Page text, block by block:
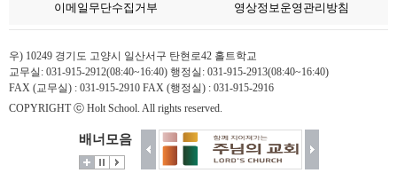
이메일무단수집거부
영상정보운영관리방침
우) 10249 경기도 고양시 일산서구 탄현로42 홀트학교
교무실: 031-915-2912(08:40~16:40) 행정실: 031-915-2913(08:40~16:40)
FAX (교무실) : 031-915-2910 FAX (행정실) : 031-915-2916
COPYRIGHT ⓒ Holt School. All rights reserved.
배너모음